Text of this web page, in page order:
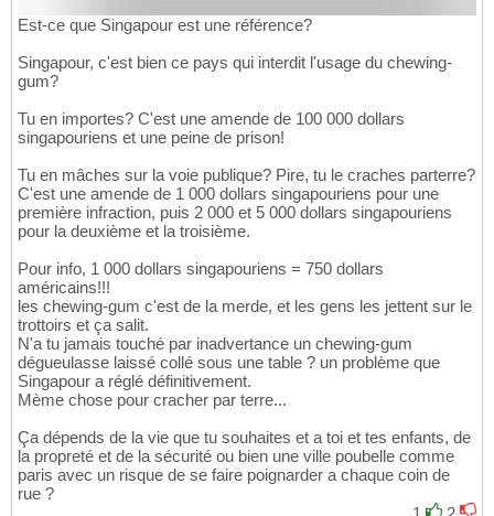
Est-ce que Singapour est une référence?
Singapour, c'est bien ce pays qui interdit l'usage du chewing-
gum?
Tu en importes? C'est une amende de 100 000 dollars
singapouriens et une peine de prison!
Tu en mâches sur la voie publique? Pire, tu le craches parterre?
C'est une amende de 1 000 dollars singapouriens pour une
première infraction, puis 2 000 et 5 000 dollars singapouriens
pour la deuxième et la troisième.
Pour info, 1 000 dollars singapouriens = 750 dollars
américains!!!
les chewing-gum c'est de la merde, et les gens les jettent sur le
trottoirs et ça salit.
N'a tu jamais touché par inadvertance un chewing-gum
dégueulasse laissé collé sous une table ? un problème que
Singapour a réglé définitivement.
Mème chose pour cracher par terre...
Ça dépends de la vie que tu souhaites et a toi et tes enfants, de
la propreté et de la sécurité ou bien une ville poubelle comme
paris avec un risque de se faire poignarder a chaque coin de
rue ?